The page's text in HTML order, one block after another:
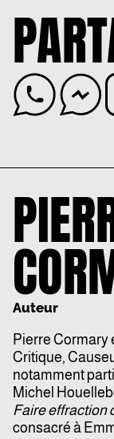
Auteur
Pierre Cormary
Critique,
notamment
Michel
Faire effraction
consacré à